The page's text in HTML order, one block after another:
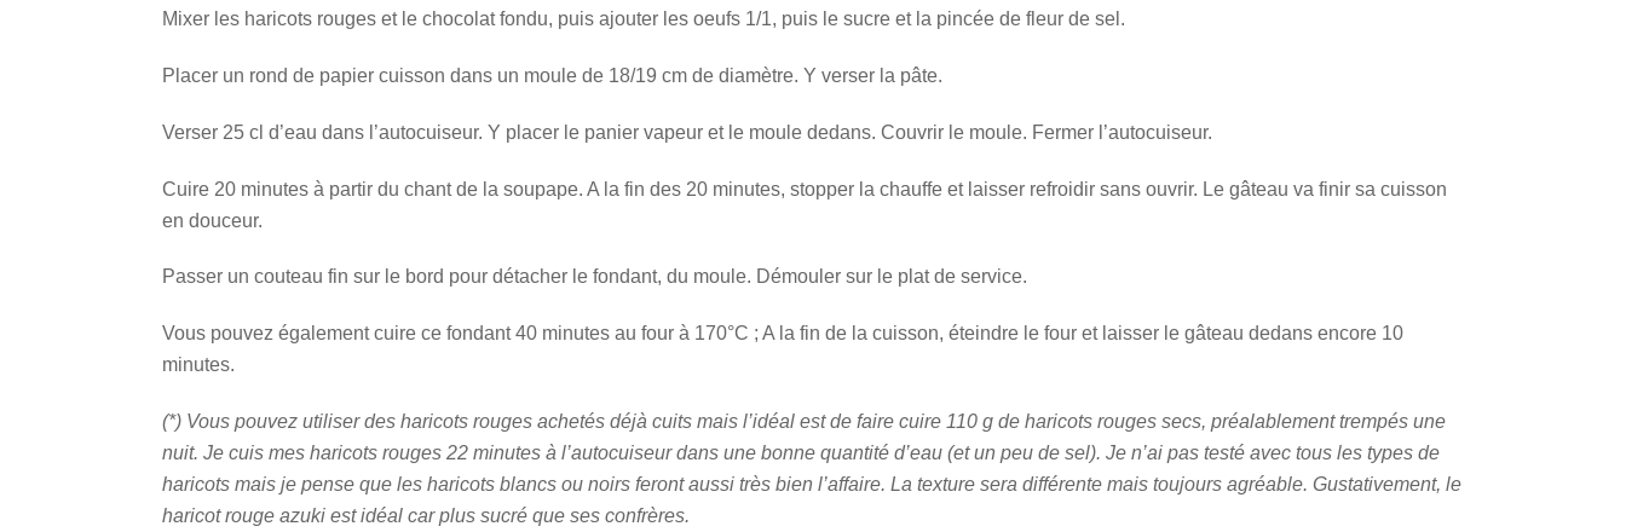
Mixer les haricots rouges et le chocolat fondu, puis ajouter les oeufs 1/1, puis le sucre et la pincée de fleur de sel.
Placer un rond de papier cuisson dans un moule de 18/19 cm de diamètre. Y verser la pâte.
Verser 25 cl d’eau dans l’autocuiseur. Y placer le panier vapeur et le moule dedans. Couvrir le moule. Fermer l’autocuiseur.
Cuire 20 minutes à partir du chant de la soupape. A la fin des 20 minutes, stopper la chauffe et laisser refroidir sans ouvrir. Le gâteau va finir sa cuisson
en douceur.
Passer un couteau fin sur le bord pour détacher le fondant, du moule. Démouler sur le plat de service.
Vous pouvez également cuire ce fondant 40 minutes au four à 170°C ; A la fin de la cuisson, éteindre le four et laisser le gâteau dedans encore 10
minutes.
(*) Vous pouvez utiliser des haricots rouges achetés déjà cuits mais l’idéal est de faire cuire 110 g de haricots rouges secs, préalablement trempés une
nuit. Je cuis mes haricots rouges 22 minutes à l’autocuiseur dans une bonne quantité d’eau (et un peu de sel). Je n’ai pas testé avec tous les types de
haricots mais je pense que les haricots blancs ou noirs feront aussi très bien l’affaire. La texture sera différente mais toujours agréable. Gustativement, le
haricot rouge azuki est idéal car plus sucré que ses confrères.